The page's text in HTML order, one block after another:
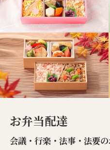
お弁当配達
会議・行楽・法事・法要